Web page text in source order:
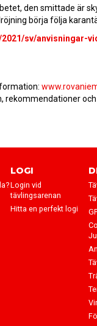
den smittade är
börja följa
2021/sv/
rekommendationer
LOGI
Login vid
tävlingsarenan
Hitta en perfekt logi